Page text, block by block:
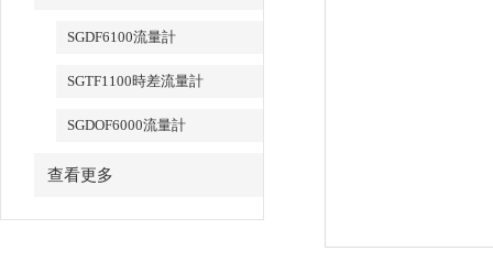
SGDF6100流量計
SGTF1100時差流量計
SGDOF6000流量計
查看更多